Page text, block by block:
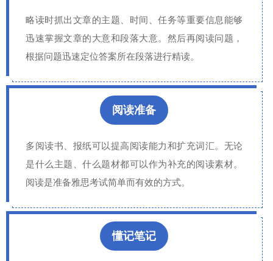
略读时抓出文章的主题、时间、任务等重要信息能够
迅速掌握文章的大意和段落大意。然后再阅读问题，
根据问题迅速定位答案所在段落进行精读。
阅读准备
多阅读书、报纸可以提高阅读能力和扩充词汇。无论
是什么主题、什么题材都可以作为补充的阅读素材。
阅读是准备雅思考试简单而有效的方式。
懂记笔记